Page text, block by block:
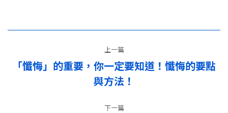
章
上一篇
上
一
「懺悔」的重要，你一定要知道！懺悔的要點
與方法！
下一篇